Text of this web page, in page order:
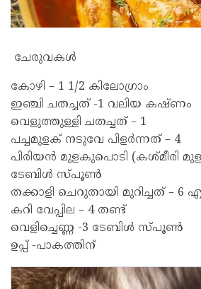
ചേരുവകൾ
കോഴി – 1 1/2 കിലോഗ്രാം
ഇഞ്ചി ചതച്ചത് -1 വലിയ കഷ്ണം
വെളുത്തുള്ളി ചതച്ചത് – 1
പച്ചമുളക് നടുവേ പിളർന്നത് – 4
പിരിയൻ മുളകുപൊടി (കശ്മീരി
ടേബിൾ സ്പൂൺ
തക്കാളി ചെറുതായി മുറിച്ചത് – 6
കറി വേപ്പില – 4 തണ്ട്
വെളിച്ചെണ്ണ -3 ടേബിൾ സ്പൂൺ
ഉപ്പ്‌ -പാകത്തിന്